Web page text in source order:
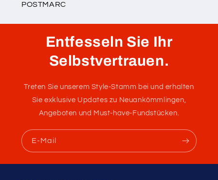
POSTMARC
Entfesseln Sie Ihr
Selbstvertrauen.
Treten Sie unserem Style-Stamm bei und erhalten
Sie exklusive Updates zu Neuankömmlingen,
Angeboten und Must-have-Fundstücken.
E-Mail